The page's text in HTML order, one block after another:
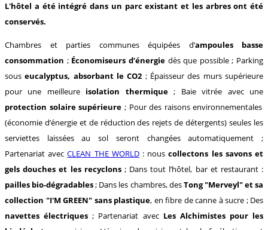
L'hôtel a été intégré dans un parc existant et les arbres ont été
conservés.
Chambres et parties communes équipées d’ampoules basse
consommation ; Économiseurs d’énergiedès que possible ; Parking
souseucalyptus, absorbant le CO2 ; Épaisseur des murs supérieure
pour une meilleure isolation thermique; Baie vitrée avec une
protection solaire supérieure ; Pour des raisons environnementales
(économie d’énergie et de réduction des rejets de détergents) seules les
serviettes laissées au sol seront changées automatiquement ;
Partenariat avecCLEAN THE WORLD: nouscollectons les savons et
gels douches et les recyclons; Dans tout l’hôtel, bar et restaurant :
pailles bio-dégradables; Dans les chambres, desTong "Merveyl" et sa
collection "I'M GREEN" sans plastique, en fibre de canne à sucre ; Des
navettes électriques ; Partenariat avec Les Alchimistes pour les